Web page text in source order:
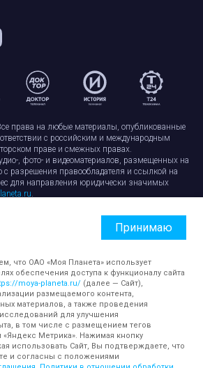
права на любые материалы, опубликованные
с российским и международным
праве и смежных правах.
, фото- и видеоматериалов, размещенных на
с разрешения правообладателя и ссылкой на
для направления юридически значимых
.
cookie-файлами
Обработка персональных данных
Принимаю
что ОАО «Моя Планета» использует
обеспечения доступа к функционалу сайта
moya-planeta.ru/ (далее — Сайт),
размещаемого контента,
материалов, а также проведения
для улучшения
в том числе с размещением тегов
«Яндекс Метрика». Нажимая кнопку
использовать Сайт, Вы подтверждаете, что
и согласны с положениями